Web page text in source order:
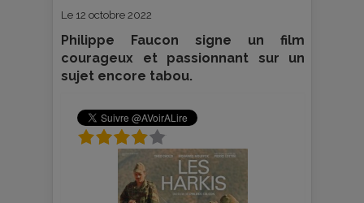
Le 12 octobre 2022
Philippe Faucon signe un film
courageux et passionnant sur un
sujet encore tabou.